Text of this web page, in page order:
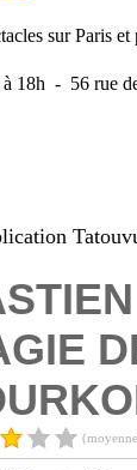
sur Paris
18h - 56 rue